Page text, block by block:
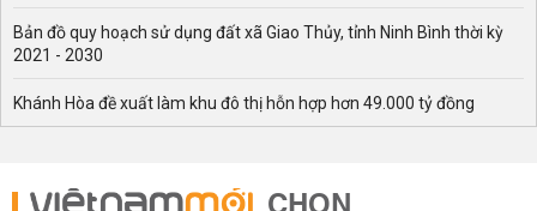
Bản đồ quy hoạch sử dụng đất xã Giao Thủy, tỉnh Ninh Bình thời kỳ
2021 - 2030
Khánh Hòa đề xuất làm khu đô thị hỗn hợp hơn 49.000 tỷ đồng